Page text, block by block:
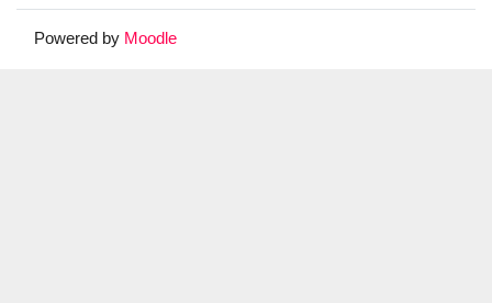
Powered by Moodle